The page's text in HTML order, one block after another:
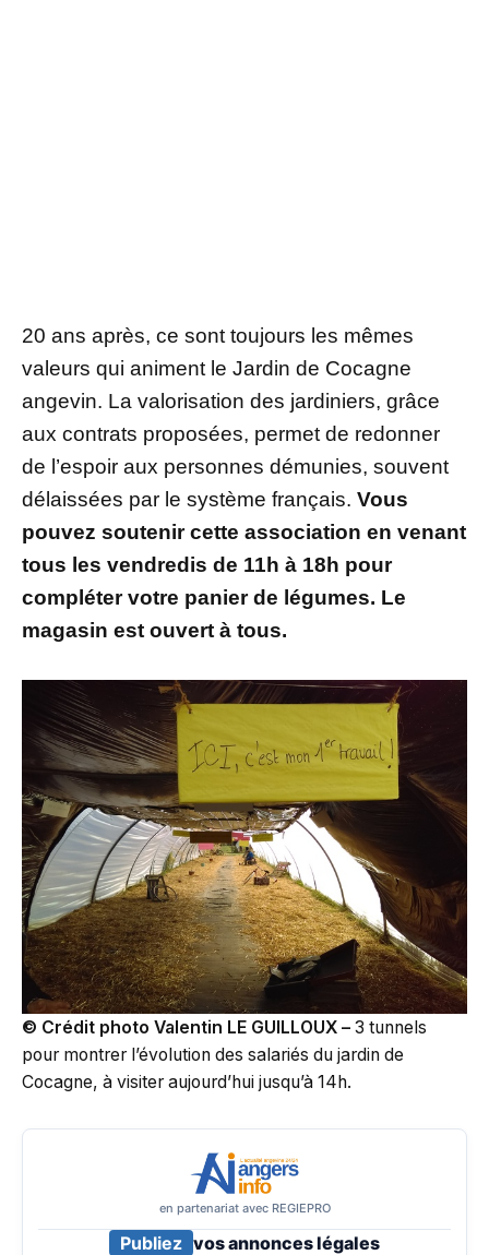
20 ans après, ce sont toujours les mêmes
valeurs qui animent le Jardin de Cocagne
angevin. La valorisation des jardiniers, grâce
aux contrats proposées, permet de redonner
de l’espoir aux personnes démunies, souvent
délaissées par le système français. Vous
pouvez soutenir cette association en venant
tous les vendredis de 11h à 18h pour
compléter votre panier de légumes. Le
magasin est ouvert à tous.
© Crédit photo Valentin LE GUILLOUX – 3 tunnels
pour montrer l’évolution des salariés du jardin de
Cocagne, à visiter aujourd’hui jusqu’à 14h.
en partenariat avec REGIEPRO
Publiez vos annonces légales